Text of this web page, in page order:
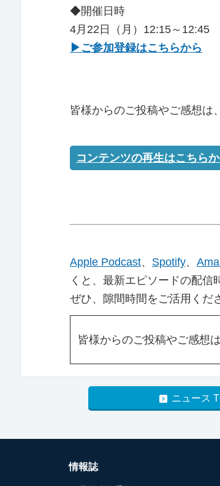
◆開催日時
4月22日（月）12:15～12:45
▶ご参加登録はこちらから
皆様からのご投稿やご感想は
コンテンツの再生はこちら
Apple Podcast、 Spotify、
くと、最新エピソードの配信
ぜひ、隙間時間をご活用くだ
皆様からのご投稿やご感想
ニュース
情報誌